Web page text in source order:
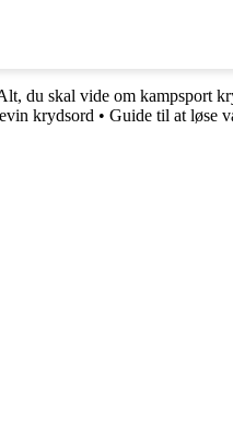
du skal vide om kampsport
krydsord • Guide til at løse